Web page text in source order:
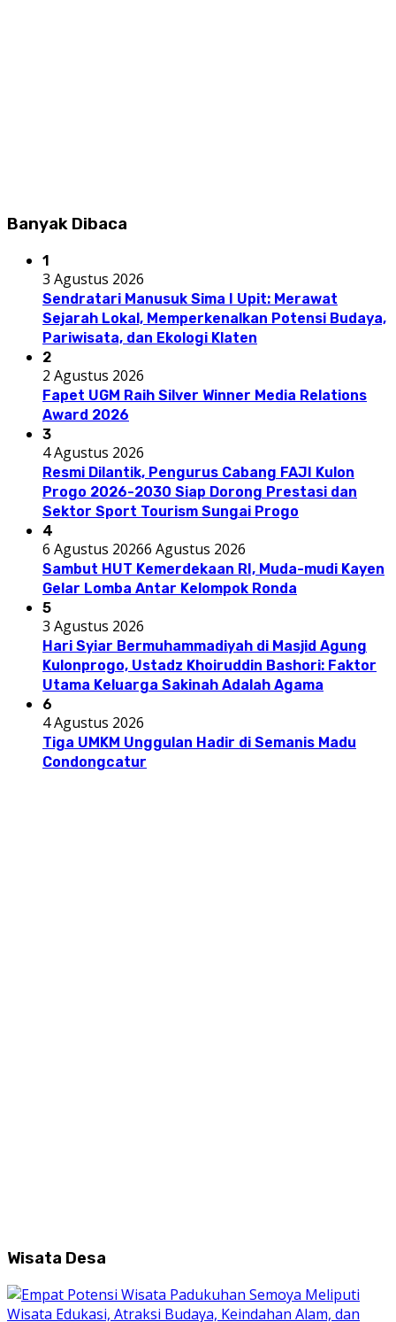
Banyak Dibaca
1
3 Agustus 2026
Sendratari Manusuk Sima I Upit: Merawat
Sejarah Lokal, Memperkenalkan Potensi Budaya,
Pariwisata, dan Ekologi Klaten
2
2 Agustus 2026
Fapet UGM Raih Silver Winner Media Relations
Award 2026
3
4 Agustus 2026
Resmi Dilantik, Pengurus Cabang FAJI Kulon
Progo 2026-2030 Siap Dorong Prestasi dan
Sektor Sport Tourism Sungai Progo
4
6 Agustus 20266 Agustus 2026
Sambut HUT Kemerdekaan RI, Muda-mudi Kayen
Gelar Lomba Antar Kelompok Ronda
5
3 Agustus 2026
Hari Syiar Bermuhammadiyah di Masjid Agung
Kulonprogo, Ustadz Khoiruddin Bashori: Faktor
Utama Keluarga Sakinah Adalah Agama
6
4 Agustus 2026
Tiga UMKM Unggulan Hadir di Semanis Madu
Condongcatur
Wisata Desa